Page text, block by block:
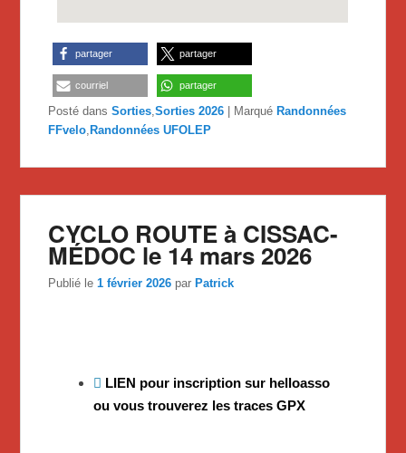
partager partager
courriel partager
Posté dans Sorties,Sorties 2026 Marqué Randonnées
FFvelo, Randonnées UFOLEP
CYCLO ROUTE à CISSAC-
MÉDOC le 14 mars 2026
Publié le1 février 2026 par Patrick
LIEN pour inscription sur helloasso
ou vous trouverez les traces GPX